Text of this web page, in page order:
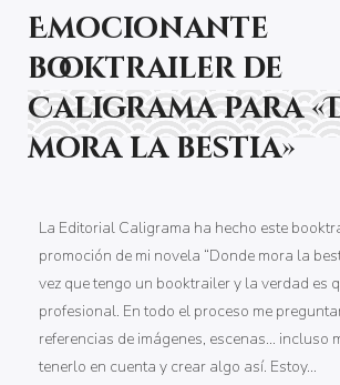
Emocionante
booktrailer de
Caligrama para
mora la bestia»
La Editorial Caligrama ha hecho este
promoción de mi novela “Donde mora la
vez que tengo un booktrailer y la verdad es
profesional. En todo el proceso me
referencias de imágenes, escenas… incluso
tenerlo en cuenta y crear algo así. Estoy…